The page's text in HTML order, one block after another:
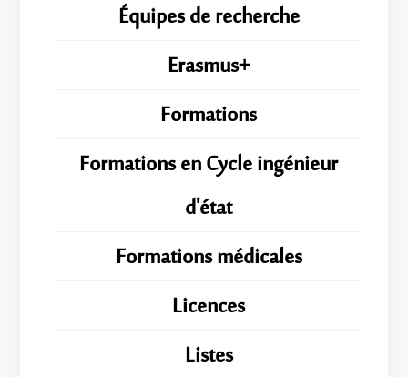
Équipes de recherche
Erasmus+
Formations
Formations en Cycle ingénieur
d'état
Formations médicales
Licences
Listes